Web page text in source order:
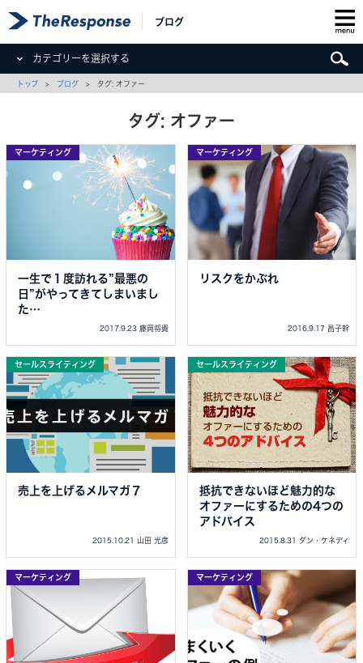
ブログ
カテゴリーを選択する
トップ > ブログ > タグ: オファー
タグ: オファー
マーケティング
一生で１度訪れる”最悪の
日”がやってきてしまいまし
た…
2017.9.23 藤岡将貴
マーケティング
リスクをかぶれ
2016.9.17 昌子幹
セールスライティング
売上を上げるメルマガ７
2015.10.21 山田 光彦
セールスライティング
抵抗できないほど魅力的な
オファーにするための4つの
アドバイス
2015.8.31 ダン・ケネディ
マーケティング マーケティング